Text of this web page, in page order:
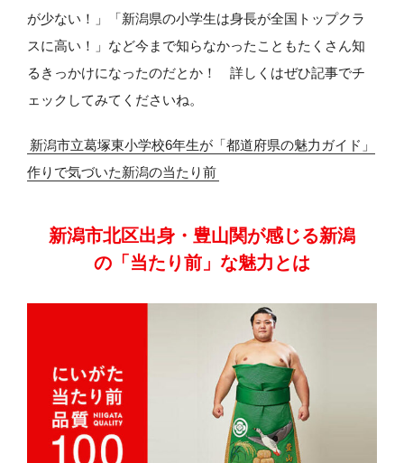
が少ない！」「新潟県の小学生は身長が全国トップクラ
スに高い！」など今まで知らなかったこともたくさん知
るきっかけになったのだとか！ 詳しくはぜひ記事でチ
ェックしてみてくださいね。
新潟市立葛塚東小学校6年生が「都道府県の魅力ガイド」
作りで気づいた新潟の当たり前
新潟市北区出身・豊山関が感じる新潟
の「当たり前」な魅力とは